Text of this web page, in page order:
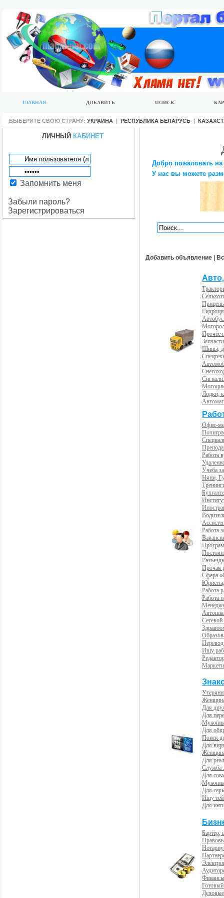
ГЛАВНАЯ ДОБАВИТЬ ПОИСК
ВЫБЕРИТЕ СВОЮ СТРАНУ: УКРАИНА | РЕСПУБЛИКА БЕЛАРУСЬ |
ЛИЧНЫЙ КАБИНЕТ
Запомнить меня
Забыли пароль?
Зарегистрироваться
Добро пожаловать
У нас вы можете
Добавить объявление |
Прочее
Шины,
Лодки,
Офис-
Работа
Учеба
Няни,
Работа
Прочая
Сфера
Юристы,
Работа
Работа
Сетевой
Ищу
Для
Для
Для
Поиск
Для
Для
Служба
Для
Для
Ищу
Для
Бартер,
Готовый